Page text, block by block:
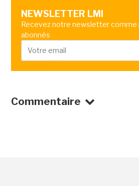
NEWSLETTER LMI
Recevez notre newsletter
abonnés
Commentaire